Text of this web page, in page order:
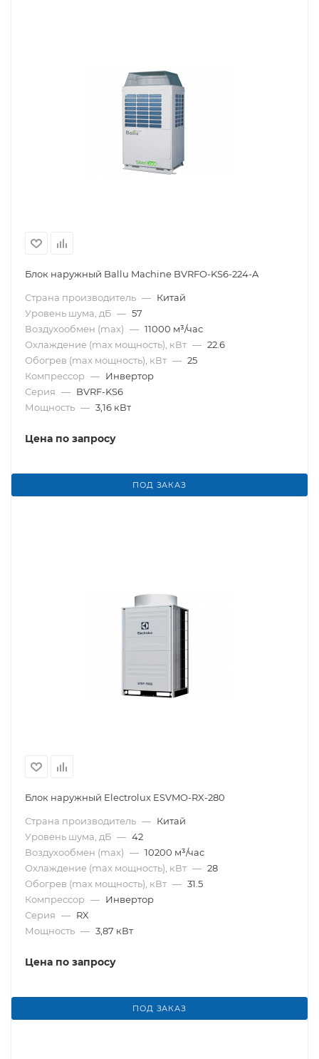
Блок наружный Ballu Machine BVRFO-KS6-224-A
Страна производитель — Китай
Уровень шума, дБ — 57
Воздухообмен (max) — 11000 м³/час
Охлаждение (max мощность), кВт — 22.6
Обогрев (max мощность), кВт — 25
Компрессор — Инвертор
Серия — BVRF-KS6
Мощность — 3,16 кВт
Цена по запросу
ПОД ЗАКАЗ
Блок наружный Electrolux ESVMO-RX-280
Страна производитель — Китай
Уровень шума, дБ — 42
Воздухообмен (max) — 10200 м³/час
Охлаждение (max мощность), кВт — 28
Обогрев (max мощность), кВт — 31.5
Компрессор — Инвертор
Серия — RX
Мощность — 3,87 кВт
Цена по запросу
ПОД ЗАКАЗ